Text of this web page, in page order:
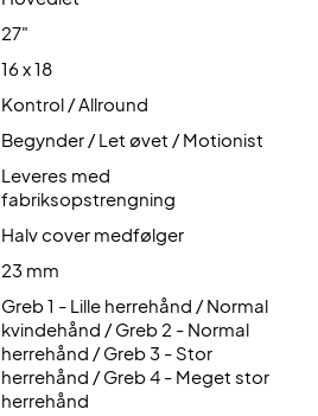
27"
16 x 18
Kontrol / Allround
Begynder / Let øvet / Motionist
Leveres med
fabriksopstrengning
Halv cover medfølger
23 mm
Greb 1 - Lille herrehånd / Normal
kvindehånd / Greb 2 - Normal
herrehånd / Greb 3 - Stor
herrehånd / Greb 4 - Meget stor
herrehånd